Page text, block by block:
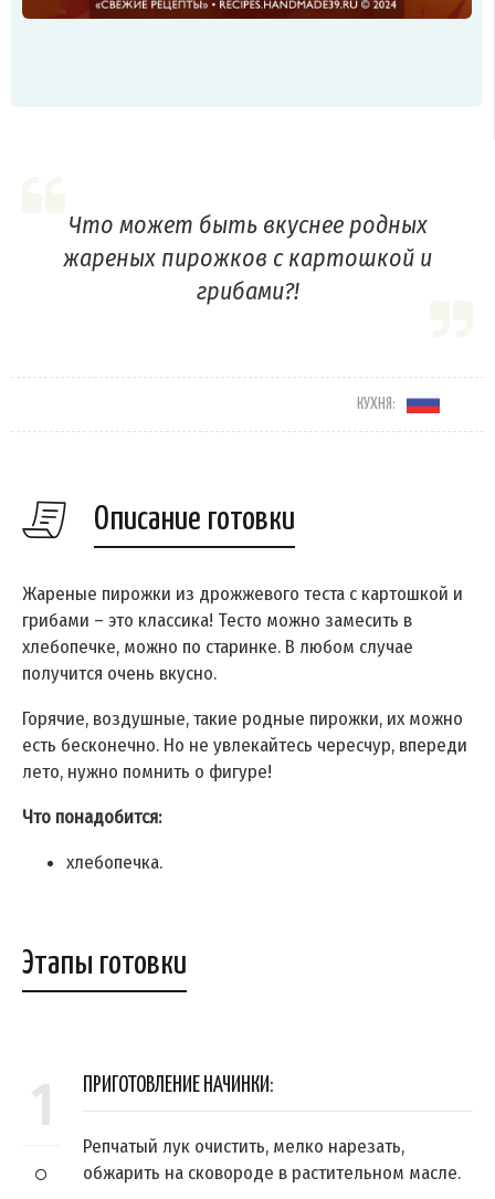
Что может быть вкуснее родных
жареных пирожков с картошкой и
грибами?!
КУХНЯ:
Описание готовки
Жареные пирожки из дрожжевого теста с картошкой и
грибами – это классика! Тесто можно замесить в
хлебопечке, можно по старинке. В любом случае
получится очень вкусно.
Горячие, воздушные, такие родные пирожки, их можно
есть бесконечно. Но не увлекайтесь чересчур, впереди
лето, нужно помнить о фигуре!
Что понадобится:
хлебопечка.
Этапы готовки
1 ПРИГОТОВЛЕНИЕ НАЧИНКИ:
Репчатый лук очистить, мелко нарезать,
обжарить на сковороде в растительном масле.